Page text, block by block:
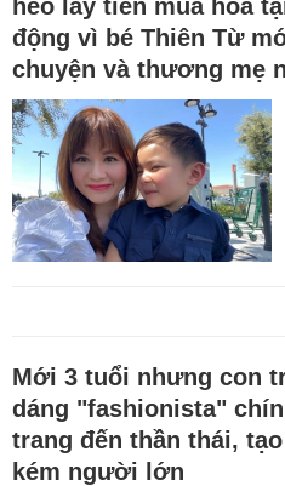
heo lấy tiền mua hoa
động vì bé Thiên Từ
chuyện và thương mẹ
Mới 3 tuổi nhưng con
dáng "fashionista"
trang đến thần thái,
kém người lớn